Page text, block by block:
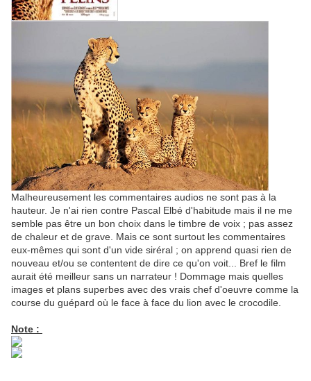
Malheureusement les commentaires audios ne sont pas à la
hauteur. Je n'ai rien contre Pascal Elbé d'habitude mais il ne me
semble pas être un bon choix dans le timbre de voix ; pas assez
de chaleur et de grave. Mais ce sont surtout les commentaires
eux-mêmes qui sont d'un vide siréral ; on apprend quasi rien de
nouveau et/ou se contentent de dire ce qu'on voit... Bref le film
aurait été meilleur sans un narrateur ! Dommage mais quelles
images et plans superbes avec des vrais chef d'oeuvre comme la
course du guépard où le face à face du lion avec le crocodile.
Note :